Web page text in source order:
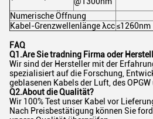
Numerische Öffnung
Kabel-Grenzwellenlänge λcc≤1260nm
FAQ
Q1.Are Sie tradning Firma oder
Wir sind der Hersteller mit der
spezialisiert auf die Forschung,
geblasenen Kabels der Luft, des OPGW
Q2.About die Qualität?
Wir 100% Test unser Kabel vor
Nach Preisbestätigung können Sie